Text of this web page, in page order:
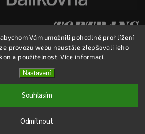
Vám umožnili pohodlné prohlížení
provozu webu neustále zlepšovali jeho
a použitelnost.Více informací.
Nastavení
Odmítnout
Souhlasím
SHOP MILATA. Všechna práva vyhrazena.
Upravit nastavení cookies